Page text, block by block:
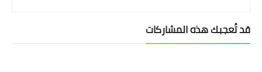
قد تُعجبك هذه المشاركات